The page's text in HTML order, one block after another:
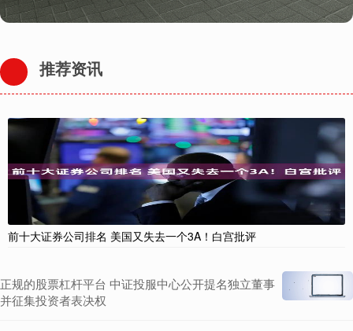
推荐资讯
前十大证券公司排名 美国又失去一个3A！白宫批评
正规的股票杠杆平台 中证投服中心公开提名独立董事
并征集投资者表决权